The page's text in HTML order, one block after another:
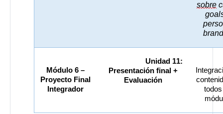
sobre
Módulo 6 –
Proyecto Final
Integrador
Unidad 11:
Presentación final +
Evaluación